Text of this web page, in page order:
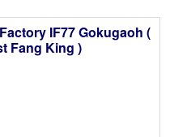
IF77 Gokugaoh (
Fang King )